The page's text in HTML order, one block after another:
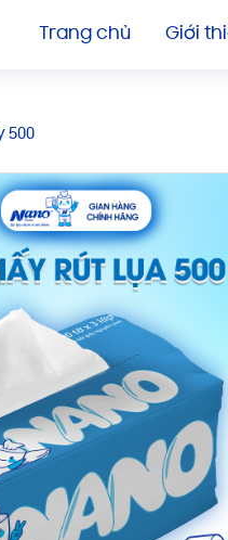
Trang chủ Giới
500